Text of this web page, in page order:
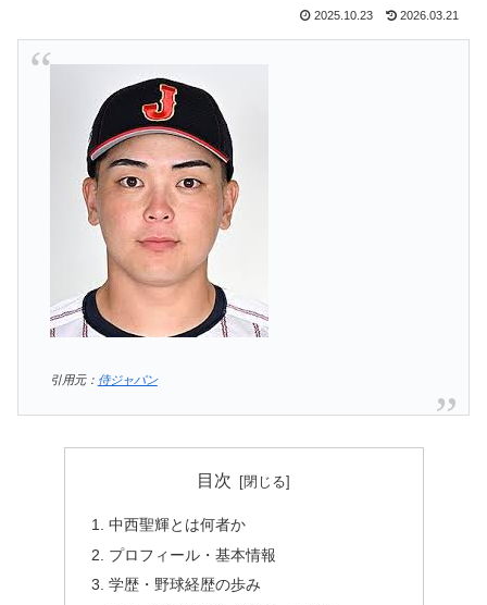
2025.10.23 2026.03.21
引用元： 侍ジャパン
目次
中西聖輝とは何者か
プロフィール・基本情報
学歴・野球経歴の歩み